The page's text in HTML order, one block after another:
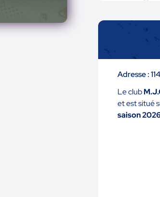
Adresse :
Le club
et est situé
saison